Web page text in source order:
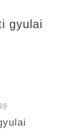
gyulai